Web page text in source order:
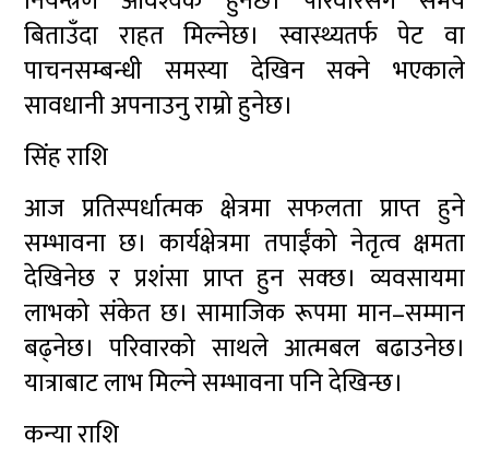
बिताउँदा राहत मिल्नेछ। स्वास्थ्यतर्फ पेट वा
पाचनसम्बन्धी समस्या देखिन सक्ने भएकाले
सावधानी अपनाउनु राम्रो हुनेछ।
सिंह राशि
आज प्रतिस्पर्धात्मक क्षेत्रमा सफलता प्राप्त हुने
सम्भावना छ। कार्यक्षेत्रमा तपाईंको नेतृत्व क्षमता
देखिनेछ र प्रशंसा प्राप्त हुन सक्छ। व्यवसायमा
लाभको संकेत छ। सामाजिक रूपमा मान–सम्मान
बढ्नेछ। परिवारको साथले आत्मबल बढाउनेछ।
यात्राबाट लाभ मिल्ने सम्भावना पनि देखिन्छ।
कन्या राशि